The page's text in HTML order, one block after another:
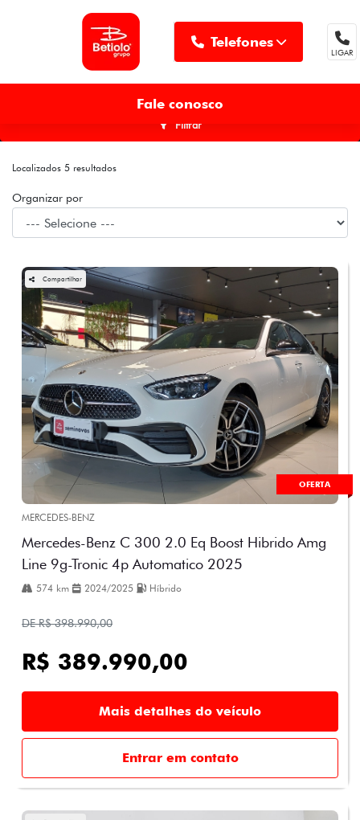
Telefones
LIGAR
Fale conosco
Localizados 5 resultados
Filtrar
Organizar por
OFERTA
Compartilhar
MERCEDES-BENZ
Mercedes-Benz C 300 2.0 Eq Boost Hibrido Amg
Line 9g-Tronic 4p Automatico 2025
574 km 2024/2025 Híbrido
DE R$ 398.990,00
R$ 389.990,00
Mais detalhes do veículo
Entrar em contato